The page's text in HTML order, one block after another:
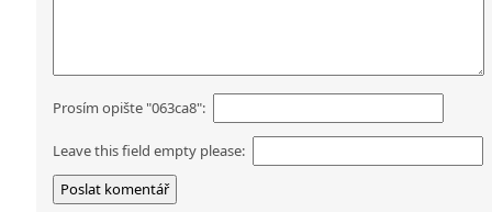
Prosím opište "063ca8":
Leave this field empty please: